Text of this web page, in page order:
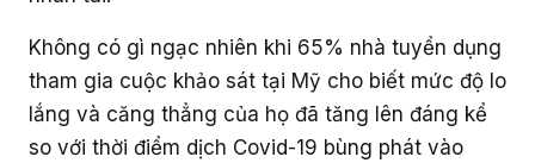
Dịch vụ - Tư vấn
Công nghệ
Không có gì ngạc nhiên khi 65% nhà tuyển dụng
tham gia cuộc khảo sát tại Mỹ cho biết mức độ lo
lắng và căng thẳng của họ đã tăng lên đáng kể
so với thời điểm dịch Covid-19 bùng phát vào